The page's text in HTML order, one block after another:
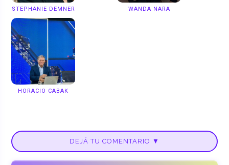
STEPHANIE DEMNER WANDA NARA
HORACIO CABAK
DEJÁ TU COMENTARIO ▼